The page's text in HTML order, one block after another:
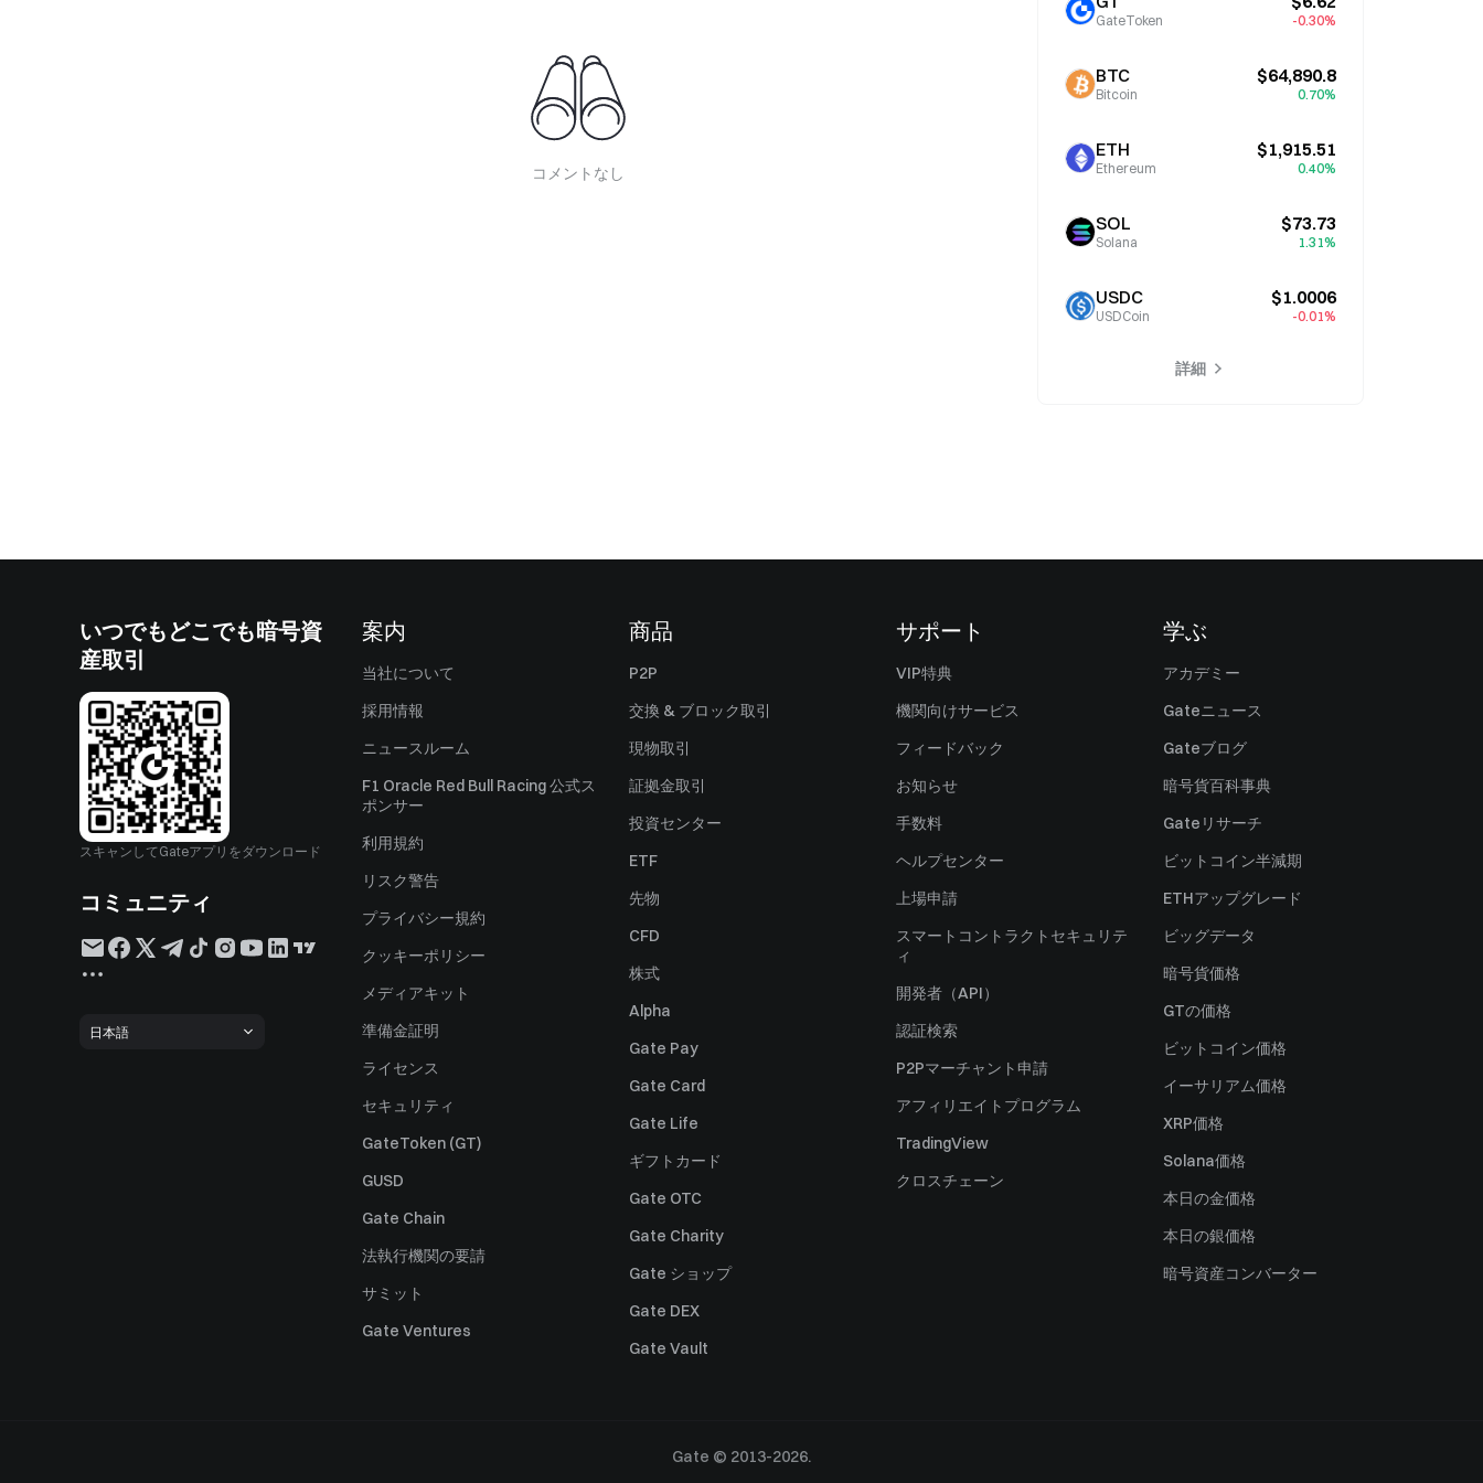
コメントなし
GateToken -0.30%
BTC
Bitcoin
$64,890.8
0.70%
ETH
Ethereum
$1,915.51
0.40%
SOL
Solana
$73.73
1.31%
USDC
USDCoin
$1.0006
-0.01%
詳細
いつでもどこでも暗号資
産取引
スキャンしてGateアプリをダウンロード
コミュニティ
日本語
案内
当社について
採用情報
ニュースルーム
F1 Oracle Red Bull Racing 公式ス
ポンサー
利用規約
リスク警告
プライバシー規約
クッキーポリシー
メディアキット
準備金証明
ライセンス
セキュリティ
GateToken (GT)
GUSD
Gate Chain
法執行機関の要請
サミット
Gate Ventures
商品
P2P
交換 & ブロック取引
現物取引
証拠金取引
投資センター
ETF
先物
CFD
株式
Alpha
Gate Pay
Gate Card
Gate Life
ギフトカード
Gate OTC
Gate Charity
Gate ショップ
Gate DEX
Gate Vault
サポート
VIP特典
機関向けサービス
フィードバック
お知らせ
手数料
ヘルプセンター
上場申請
スマートコントラクトセキュリテ
ィ
開発者（API）
認証検索
P2Pマーチャント申請
アフィリエイトプログラム
TradingView
クロスチェーン
学ぶ
アカデミー
Gateニュース
Gateブログ
暗号貨百科事典
Gateリサーチ
ビットコイン半減期
ETHアップグレード
ビッグデータ
暗号貨価格
GTの価格
ビットコイン価格
イーサリアム価格
XRP価格
Solana価格
本日の金価格
本日の銀価格
暗号資産コンバーター
Gate © 2013-2026.